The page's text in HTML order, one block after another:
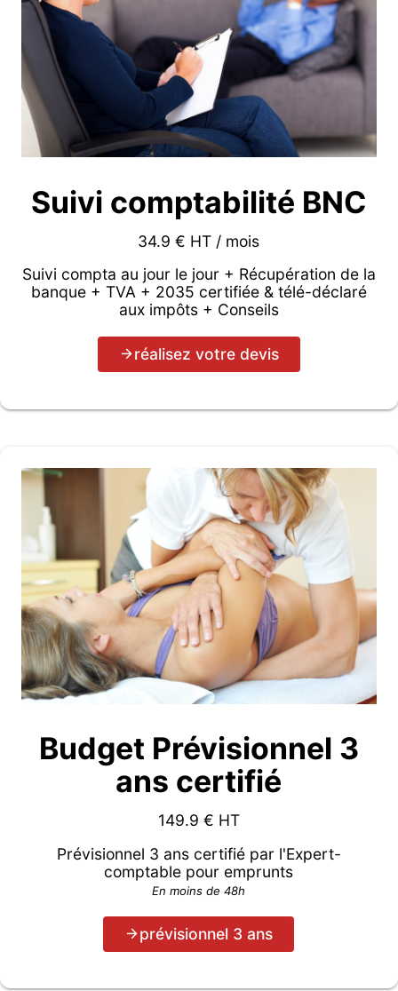
Suivi comptabilité BNC
34.9 € HT / mois
Suivi compta au jour le jour + Récupération de la
banque + TVA + 2035 certifiée & télé-déclaré
aux impôts + Conseils
réalisez votre devis
Budget Prévisionnel 3
ans certifié
149.9 € HT
Prévisionnel 3 ans certifié par l'Expert-
comptable pour emprunts
En moins de 48h
prévisionnel 3 ans